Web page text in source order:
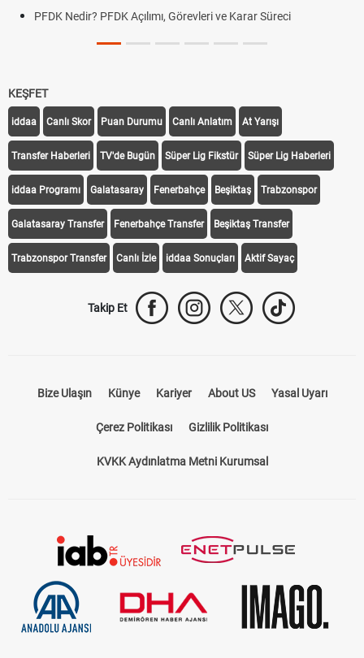
PFDK Açılımı, Görevleri ve Karar Süreci
KEŞFET
iddaa Canlı Skor Puan Durumu Canlı Anlatım At Yarışı
Transfer Haberleri TV'de Bugün Süper Lig Fikstür Süper Lig Haberleri
iddaa Programı Galatasaray Fenerbahçe Beşiktaş Trabzonspor
Galatasaray Transfer Fenerbahçe Transfer Beşiktaş Transfer
Trabzonspor Transfer Canlı İzle iddaa Sonuçları Aktif Sayaç